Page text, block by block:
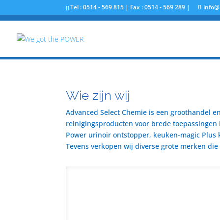
Tel : 0514 - 569 815 | Fax : 0514 - 569 289 |
Wie zijn wij
Advanced Select Chemie is een groothandel
reinigingsproducten voor brede
Power urinoir ontstopper, keuken-magic
Tevens verkopen wij diverse grote merken